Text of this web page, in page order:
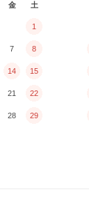
金 土
1
7 8
14 15
21 22
28 29